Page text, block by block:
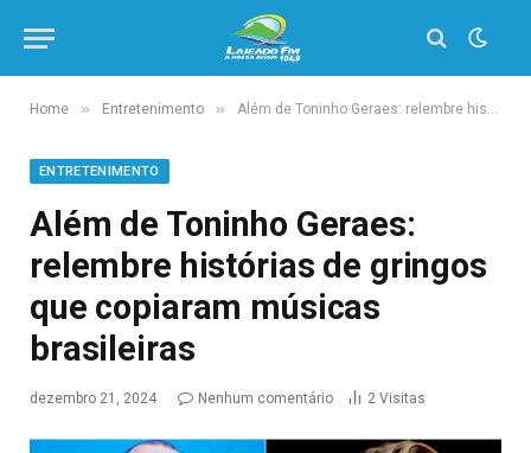
Home » Entretenimento » Além de Toninho Geraes: relembre histórias de gringos que copiaram músicas brasileiras
ENTRETENIMENTO
Além de Toninho Geraes:
relembre histórias de gringos
que copiaram músicas
brasileiras
dezembro 21, 2024 Nenhum comentário 2 Visitas